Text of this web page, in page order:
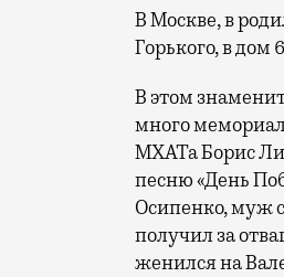
В Москве, в
Горького, в дом
В этом
много
МХАТа Борис
песню «День
Осипенко, муж
получил за
женился на